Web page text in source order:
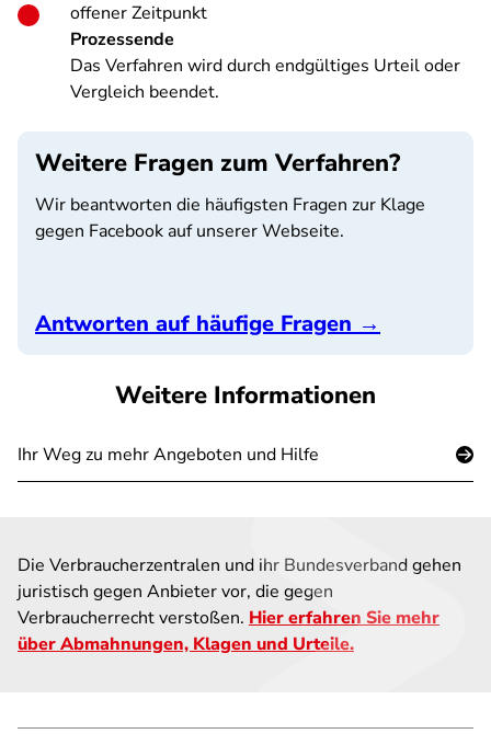
offener Zeitpunkt
Prozessende
Das Verfahren wird durch endgültiges Urteil oder
Vergleich beendet.
Weitere Fragen zum Verfahren?
Wir beantworten die häufigsten Fragen zur Klage
gegen Facebook auf unserer Webseite.
Antworten auf häufige Fragen →
Weitere Informationen
Ihr Weg zu mehr Angeboten und Hilfe
Die Verbraucherzentralen und ihr Bundesverband gehen
juristisch gegen Anbieter vor, die gegen
Verbraucherrecht verstoßen. Hier erfahren Sie mehr
über Abmahnungen, Klagen und Urteile.